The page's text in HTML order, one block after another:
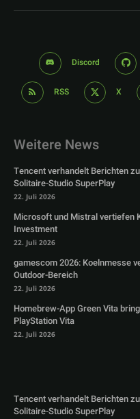
Discord
RSS X
Weitere News
Tencent verhandelt Berichten
Solitaire-Studio SuperPlay
22. Juli 2026
Microsoft und Mistral vertiefen
Investment
22. Juli 2026
gamescom 2026: Koelnmesse
Outdoor-Bereich
22. Juli 2026
Homebrew-App Green Vita
PlayStation Vita
22. Juli 2026
Tencent verhandelt Berichten
Solitaire-Studio SuperPlay